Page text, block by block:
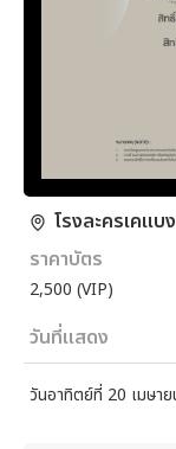
โรงละครเคแ
ราคาบัตร
2,500 (VIP)
วันที่แสดง
วันอาทิตย์ที่ 20 เมษา